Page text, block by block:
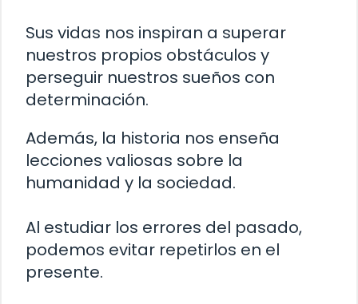
Sus vidas nos inspiran a superar
nuestros propios obstáculos y
perseguir nuestros sueños con
determinación.
Además, la historia nos enseña
lecciones valiosas sobre la
humanidad y la sociedad.
Al estudiar los errores del pasado,
podemos evitar repetirlos en el
presente.